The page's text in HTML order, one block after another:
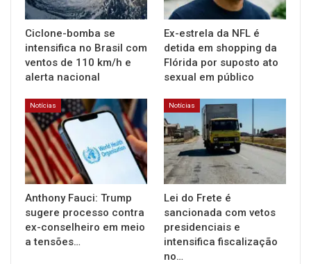
Ciclone-bomba se
intensifica no Brasil com
ventos de 110 km/h e
alerta nacional
Ex-estrela da NFL é
detida em shopping da
Flórida por suposto ato
sexual em público
Notícias
Anthony Fauci: Trump
sugere processo contra
ex-conselheiro em meio
a tensões…
Notícias
Lei do Frete é
sancionada com vetos
presidenciais e
intensifica fiscalização
no…